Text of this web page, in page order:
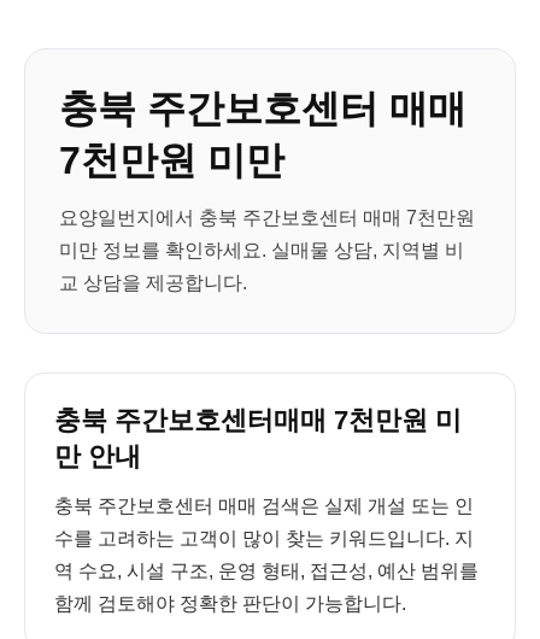
충북 주간보호센터 매매
7천만원 미만
요양일번지에서 충북 주간보호센터 매매 7천만원
미만 정보를 확인하세요. 실매물 상담, 지역별 비
교 상담을 제공합니다.
충북 주간보호센터매매 7천만원 미
만 안내
충북 주간보호센터 매매 검색은 실제 개설 또는 인
수를 고려하는 고객이 많이 찾는 키워드입니다. 지
역 수요, 시설 구조, 운영 형태, 접근성, 예산 범위를
함께 검토해야 정확한 판단이 가능합니다.